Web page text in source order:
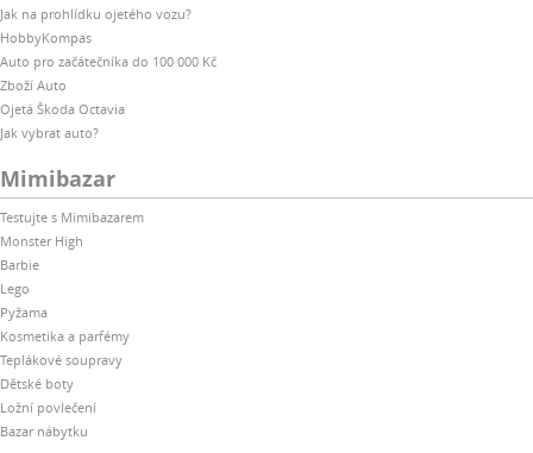
Jak na prohlídku ojetého vozu?
HobbyKompas
Auto pro začátečníka do 100 000 Kč
Zboží Auto
Ojetá Škoda Octavia
Jak vybrat auto?
Mimibazar
Testujte s Mimibazarem
Monster High
Barbie
Lego
Pyžama
Kosmetika a parfémy
Teplákové soupravy
Dětské boty
Ložní povlečení
Bazar nábytku